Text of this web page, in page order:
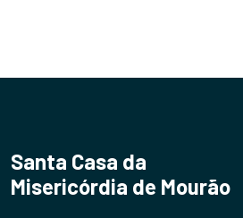
Santa Casa da
Misericórdia de Mourão